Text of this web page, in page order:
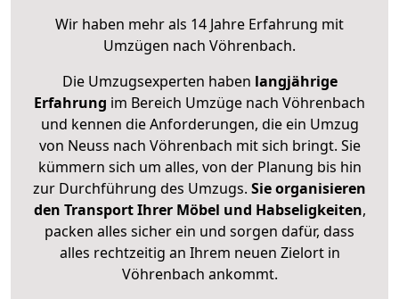
Wir haben mehr als 14 Jahre Erfahrung mit
Umzügen nach Vöhrenbach.
Die Umzugsexperten haben langjährige
Erfahrung im Bereich Umzüge nach Vöhrenbach
und kennen die Anforderungen, die ein Umzug
von Neuss nach Vöhrenbach mit sich bringt. Sie
kümmern sich um alles, von der Planung bis hin
zur Durchführung des Umzugs. Sie organisieren
den Transport Ihrer Möbel und Habseligkeiten,
packen alles sicher ein und sorgen dafür, dass
alles rechtzeitig an Ihrem neuen Zielort in
Vöhrenbach ankommt.